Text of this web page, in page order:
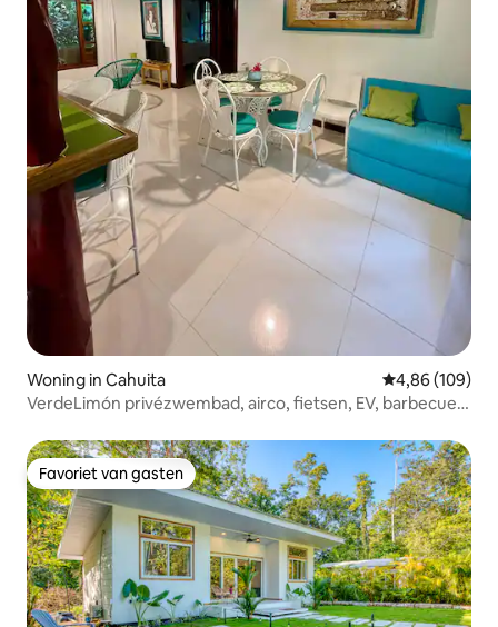
Woning in Cahuita Gemiddelde
4,86 (109)
VerdeLimón privézwembad, airco, fietsen, EV, barbecue,
Favoriet van gasten
Favoriet van gasten